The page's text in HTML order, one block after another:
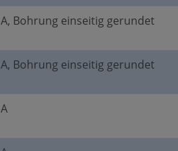
A, Bohrung einseitig gerundet
A, Bohrung einseitig gerundet
A